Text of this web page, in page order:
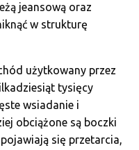
jeansową oraz
w strukturę
użytkowany przez
tysięcy
wsiadanie i
obciążone są boczki
się przetarcia,